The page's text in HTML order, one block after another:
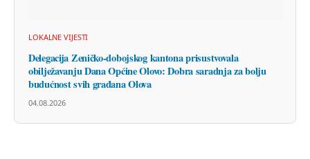
LOKALNE VIJESTI
Delegacija Zeničko-dobojskog kantona prisustvovala
obilježavanju Dana Općine Olovo: Dobra saradnja za bolju
budućnost svih građana Olova
04.08.2026